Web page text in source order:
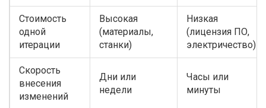
Стоимость
одной
итерации
Высокая
(материалы,
станки)
Низкая
(лицензия ПО,
электричество)
Скорость
внесения
изменений
Дни или
недели
Часы или
минуты